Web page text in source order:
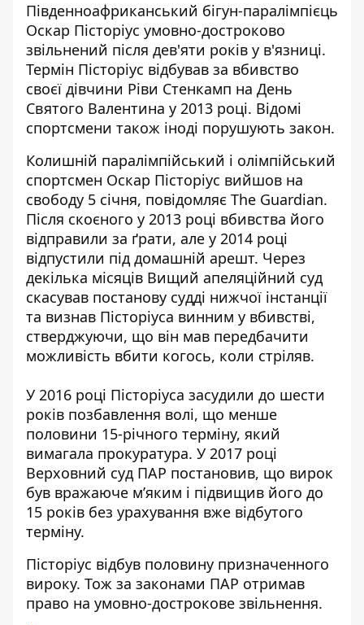
Південноафриканський бігун-паралімпієць
Оскар Пісторіус умовно-достроково
звільнений після дев'яти років у в'язниці.
Термін Пісторіус відбував за вбивство
своєї дівчини Ріви Стенкамп на День
Святого Валентина у 2013 році. Відомі
спортсмени також іноді порушують закон.
Колишній паралімпійський і олімпійський
спортсмен Оскар Пісторіус вийшов на
свободу 5 січня, повідомляє The Guardian.
Після скоєного у 2013 році вбивства його
відправили за ґрати, але у 2014 році
відпустили під домашній арешт. Через
декілька місяців Вищий апеляційний суд
скасував постанову судді нижчої інстанції
та визнав Пісторіуса винним у вбивстві,
стверджуючи, що він мав передбачити
можливість вбити когось, коли стріляв.
У 2016 році Пісторіуса засудили до шести
років позбавлення волі, що менше
половини 15-річного терміну, який
вимагала прокуратура. У 2017 році
Верховний суд ПАР постановив, що вирок
був вражаюче м’яким і підвищив його до
15 років без урахування вже відбутого
терміну.
Пісторіус відбув половину призначенного
вироку. Тож за законами ПАР отримав
право на умовно-дострокове звільнення.